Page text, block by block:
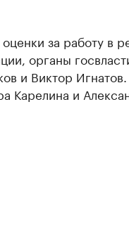
за работу в
органы
и Виктор
Карелина и